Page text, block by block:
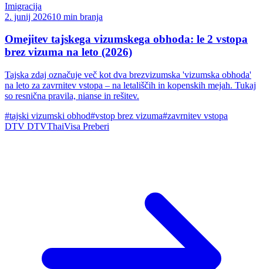
Imigracija
2. junij 202610 min branja
Omejitev tajskega vizumskega obhoda: le 2 vstopa
brez vizuma na leto (2026)
Tajska zdaj označuje več kot dva brezvizumska 'vizumska obhoda'
na leto za zavrnitev vstopa – na letališčih in kopenskih mejah. Tukaj
so resnična pravila, nianse in rešitev.
#tajski vizumski obhod#vstop brez vizuma#zavrnitev vstopa
DTV DTVThaiVisa Preberi